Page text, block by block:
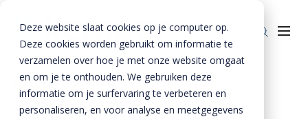
Deze website slaat cookies op je computer op.
Deze cookies worden gebruikt om informatie te
verzamelen over hoe je met onze website omgaat
en om je te onthouden. We gebruiken deze
informatie om je surfervaring te verbeteren en
personaliseren, en voor analyse en meetgegevens
Producten
Home »Projecten »
Oeverzwaluwwand in sint oedenrode